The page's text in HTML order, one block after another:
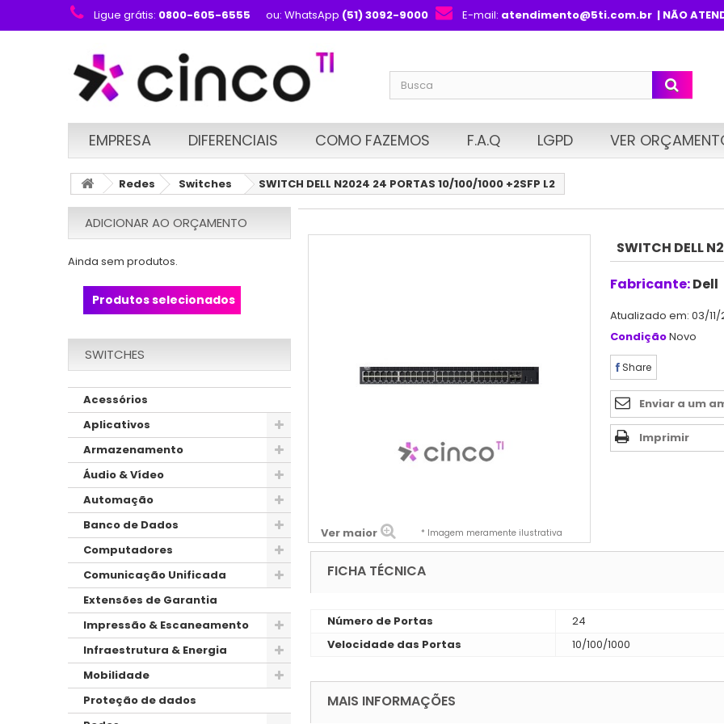
Ligue grátis: 0800-605-6555 ou: WhatsApp (51) 3092-9000 E-mail: atendimento@5ti.com.br| NÃO
EMPRESA DIFERENCIAIS COMO FAZEMOS F.A.Q LGPD VER
Redes Switches SWITCH DELL N2024 24 PORTAS 10/100/1000 +2SFP L2
ADICIONAR AO ORÇAMENTO
Ainda sem produtos.
Produtos selecionados
SWITCHES
Acessórios
Aplicativos
Armazenamento
Áudio & Vídeo
Automação
Banco de Dados
Computadores
Comunicação Unificada
Extensões de Garantia
Impressão & Escaneamento
Infraestrutura & Energia
Mobilidade
Proteção de dados
Ver maior * Imagem meramente ilustrativa
SWITCH DELL
Fabricante:Dell
Atualizado em: 03/11/
CondiçãoNovo
Share
Enviar a um
Imprimir
FICHA TÉCNICA
Número de Portas
24
Velocidade das Portas
10/100/1000
MAIS INFORMAÇÕES